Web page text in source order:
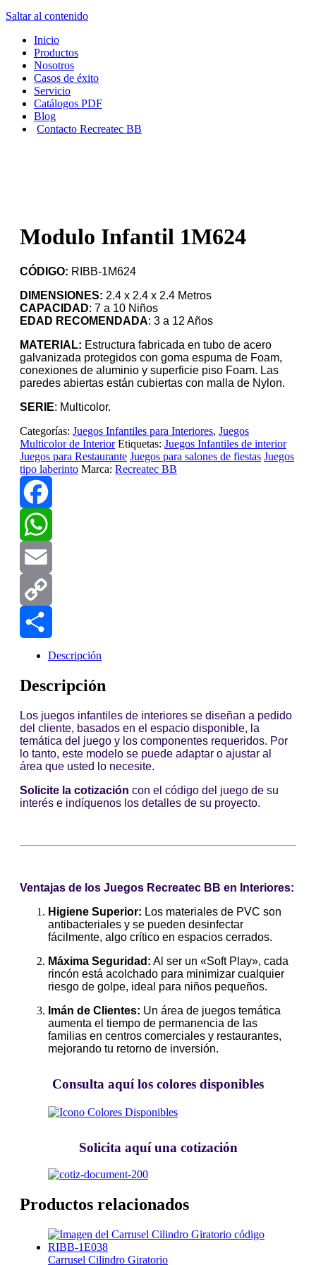
Saltar al contenido
Inicio
Productos
Nosotros
Casos de éxito
Servicio
Catálogos PDF
Blog
Contacto Recreatec BB
Modulo Infantil 1M624
CÓDIGO: RIBB-1M624
DIMENSIONES: 2.4 x 2.4 x 2.4 Metros
CAPACIDAD: 7 a 10 Niños
EDAD RECOMENDADA: 3 a 12 Años
MATERIAL: Estructura fabricada en tubo de acero
galvanizada protegidos con goma espuma de Foam,
conexiones de aluminio y superficie piso Foam. Las
paredes abiertas están cubiertas con malla de Nylon.
SERIE: Multicolor.
Categorías: Juegos Infantiles para Interiores, Juegos
Multicolor de Interior Etiquetas: Juegos Infantiles de interior
Juegos para Restaurante Juegos para salones de fiestas Juegos
tipo laberinto Marca: Recreatec BB
Facebook
WhatsApp
Email
Copy
Link
CompartirDescripción
Descripción
Los juegos infantiles de interiores se diseñan a pedido
del cliente, basados en el espacio disponible, la
temática del juego y los componentes requeridos. Por
lo tanto, este modelo se puede adaptar o ajustar al
área que usted lo necesite.
Solicite la cotización con el código del juego de su
interés e indíquenos los detalles de su proyecto.
Ventajas de los Juegos Recreatec BB en Interiores:
Higiene Superior: Los materiales de PVC son
antibacteriales y se pueden desinfectar
fácilmente, algo crítico en espacios cerrados.
Máxima Seguridad: Al ser un «Soft Play», cada
rincón está acolchado para minimizar cualquier
riesgo de golpe, ideal para niños pequeños.
Imán de Clientes: Un área de juegos temática
aumenta el tiempo de permanencia de las
familias en centros comerciales y restaurantes,
mejorando tu retorno de inversión.
Consulta aquí los colores disponibles
Solicita aquí una cotización
Productos relacionados
Carrusel Cilindro Giratorio